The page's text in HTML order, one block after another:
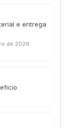
e entrega
de 2026